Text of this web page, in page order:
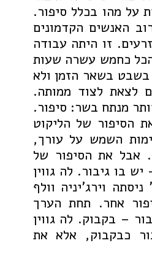
על מהו בכלל סיפור.
האנשים הקדמונים
זו היתה עבודה
כחמש עשרה שעות
בשאר הזמן ולא
לצאת לצוד ממותה.
מנתח בשר: סיפור.
הסיפור של הליקוט
השמש על עורך,
אבל את הסיפור של
בו גיבור. לה גווין
וירג'יניה וולף
אחר. תחת הערך
– בקבוק. לה גווין
כבקבוק, אלא את